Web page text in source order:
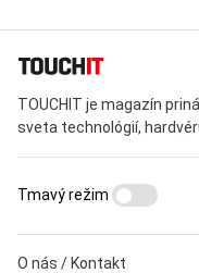
TOUCHIT je magazín
sveta technológií,
O nás / Kontakt
Tmavý režim